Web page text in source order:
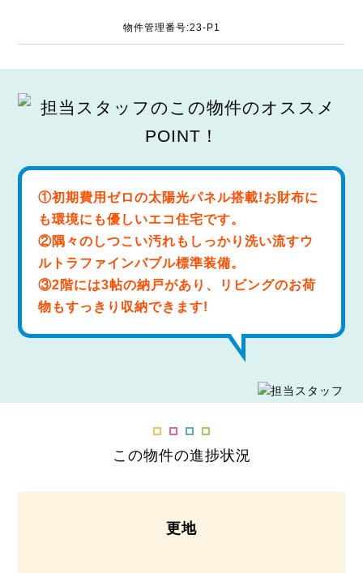
物件管理番号:23-P1
①初期費用ゼロの太陽光パネル搭載!お財布に
も環境にも優しいエコ住宅です。
②隅々のしつこい汚れもしっかり洗い流すウ
ルトラファインバブル標準装備。
③2階には3帖の納戸があり、リビングのお荷
物もすっきり収納できます!
この物件の進捗状況
更地